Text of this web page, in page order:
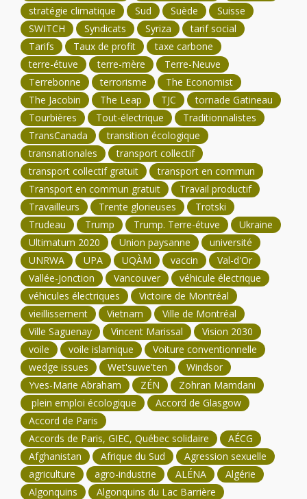
stratégie climatique
Sud Suède
Suisse
SWITCH
Syndicats Syriza
tarif social
Tarifs
Taux de profit
taxe carbone
terre-étuve
terre-mère
Terre-Neuve
Terrebonne
terrorisme
The Economist
The Jacobin
The Leap TJC
tornade Gatineau
Tourbières
Tout-électrique
Traditionnalistes
TransCanada
transition écologique
transnationales
transport collectif
transport collectif gratuit
transport en commun
Transport en commun gratuit
Travail productif
Travailleurs
Trente glorieuses
Trotski
Trudeau
Trump Trump. Terre-étuve
Ukraine
Ultimatum 2020
Union paysanne
université
UNRWA
UPA UQÀM vaccin
Val-d'Or
Vallée-Jonction
Vancouver
véhicule électrique
véhicules électriques
Victoire de Montréal
vieillissement
Vietnam
Ville de Montréal
Ville Saguenay
Vincent Marissal
Vision 2030
voile
voile islamique
Voiture conventionnelle
wedge issues
Wet'suwe'ten
Windsor
Yves-Marie Abraham
ZÉN
Zohran Mamdani
plein emploi écologique
Accord de Glasgow
Accord de Paris
Accords de Paris, GIEC, Québec solidaire
AÉCG
Afghanistan
Afrique du Sud
Agression sexuelle
agriculture
agro-industrie ALÉNA
Algérie
Algonquins
Algonquins du Lac Barrière